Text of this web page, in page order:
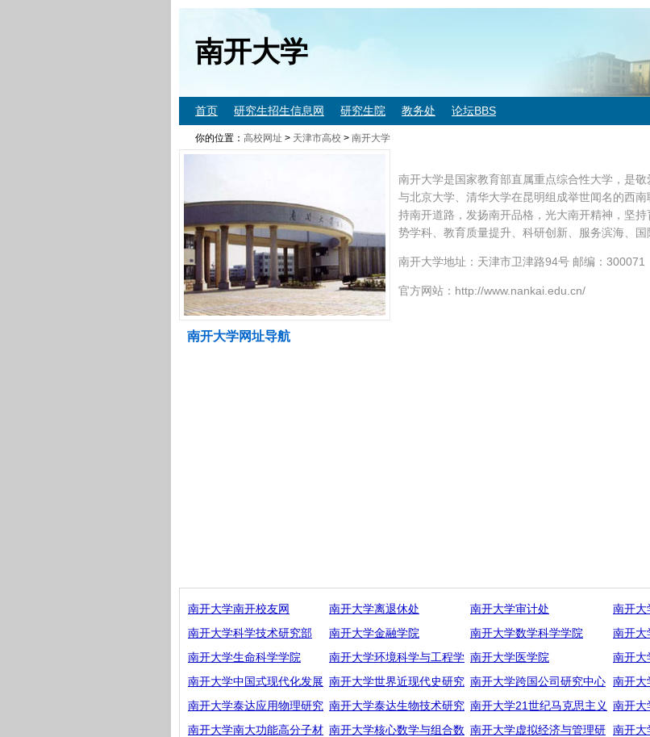
南开大学
首页 研究生招生信息网 研究生院 教务处 论坛BBS
你的位置： 高校网址 > 天津市高校 > 南开大学
南开大学是国家教育部直属重点综合性大学，是
与北京大学、清华大学在昆明组成举世闻名的西
持南开道路，发扬南开品格，光大南开精神，坚
势学科、教育质量提升、科研创新、服务滨海、
南开大学地址：天津市卫津路94号 邮编：300071
官方网站：http://www.nankai.edu.cn/
南开大学网址导航
南开大学南开校友网 南开大学离退休处 南开大学审计处 南开大
南开大学科学技术研究部
南开大学金融学院 南开大学数学科学学院 南开大
南开大学生命科学学院
南开大学环境科学与工程学 南开大学医学院 南开大
南开大学中国式现代化发展 南开大学世界近现代史研究 南开大学跨国公司研究中心 南开大
南开大学泰达应用物理研究 南开大学泰达生物技术研究 南开大学21世纪马克思主义 南开大
南开大学南大功能高分子材 南开大学核心数学与组合数 南开大学虚拟经济与管理研 南开大